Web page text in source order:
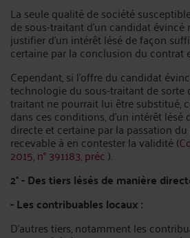
La seule qualité de société
de sous-traitant d’un candidat
justifier d’un intérêt lésé de façon
certaine par la conclusion du contrat
Cependant, si l’offre du candidat
technologie du sous-traitant de sorte
traitant ne pourrait lui être substitué,
dans ces conditions, d’un intérêt
directe et certaine par la passation
recevable à en contester la validité (
2015, n° 391183, préc ).
2° - Des tiers lésés de manière
- Les contribuables locaux :
D’autres tiers, notamment les